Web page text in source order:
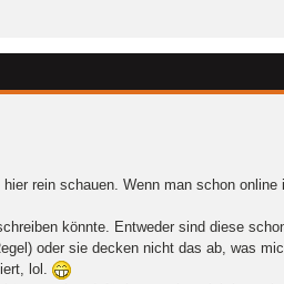
rein schauen. Wenn man schon
könnte. Entweder sind diese
oder sie decken nicht das ab, was
lol.